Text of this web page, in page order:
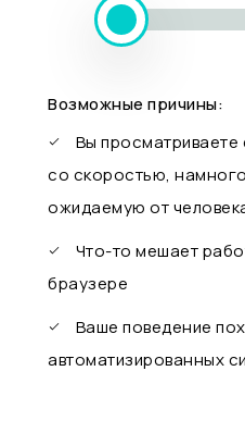
Возможные причины:
Вы просматриваете
со скоростью,
ожидаемую от
Что-то мешает
браузере
Ваше поведение
автоматизированных